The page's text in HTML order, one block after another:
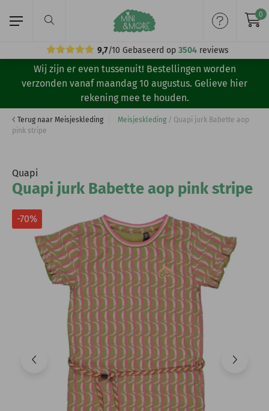
9,7/10 Gebaseerd op 3504 reviews
0
Home
Meisjeskleding
Jongenskleding
Volg ons:
Wij zijn er even tussenuit! Bestellingen worden
verzonden vanaf maandag 10 augustus. Gelieve hier
rekening mee te houden.
Terug naar Meisjeskleding Meisjeskleding / Quapi jurk Babette aop
pink stripe
Quapi
Quapi jurk Babette aop pink stripe
-70%